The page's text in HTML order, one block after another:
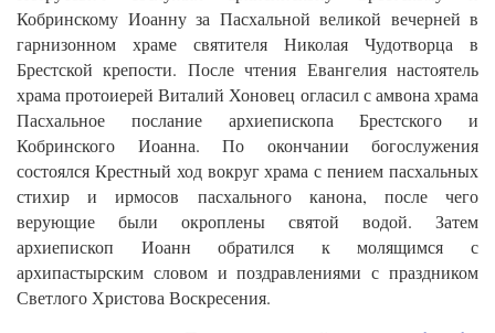
Кобринскому Иоанну за Пасхальной великой вечерней в
гарнизонном храме святителя Николая Чудотворца в
Брестской крепости. После чтения Евангелия настоятель
храма протоиерей Виталий Хоновец огласил с амвона храма
Пасхальное послание архиепископа Брестского и
Кобринского Иоанна. По окончании богослужения
состоялся Крестный ход вокруг храма с пением пасхальных
стихир и ирмосов пасхального канона, после чего
верующие были окроплены святой водой. Затем
архиепископ Иоанн обратился к молящимся с
архипастырским словом и поздравлениями с праздником
Светлого Христова Воскресения.